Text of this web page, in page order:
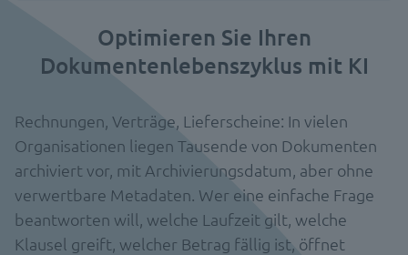
Optimieren Sie Ihren
Dokumentenlebenszyklus mit KI
Rechnungen, Verträge, Lieferscheine: In vielen
Organisationen liegen Tausende von Dokumenten
archiviert vor, mit Archivierungsdatum, aber ohne
verwertbare Metadaten. Wer eine einfache Frage
beantworten will, welche Laufzeit gilt, welche
Klausel greift, welcher Betrag fällig ist, öffnet